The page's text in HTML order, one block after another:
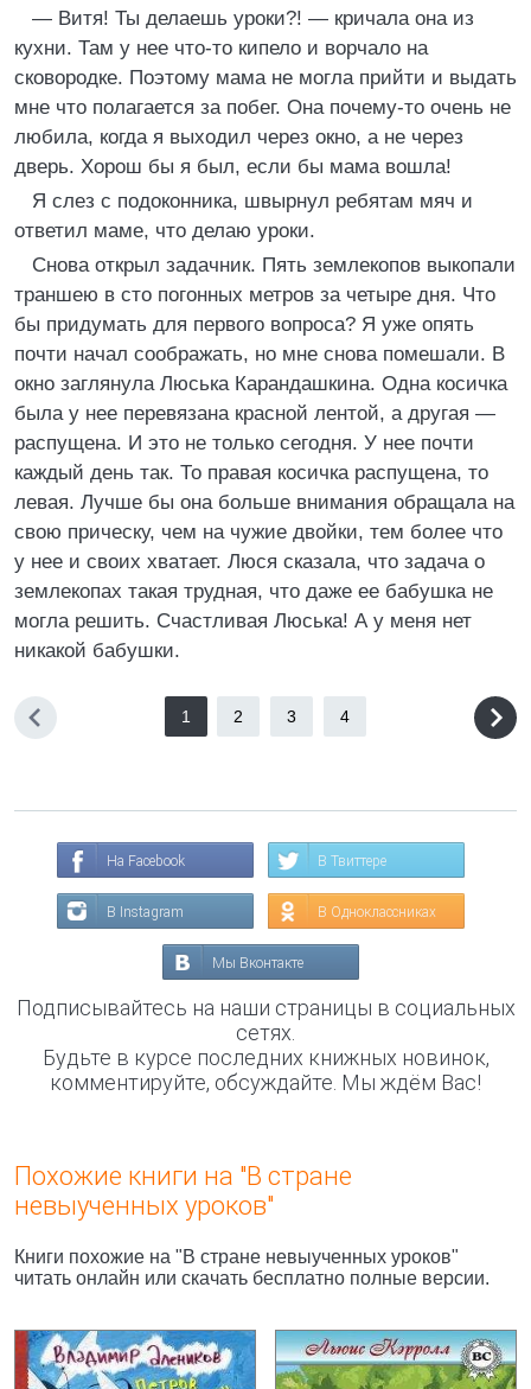
— Витя! Ты делаешь уроки?! — кричала она из
кухни. Там у нее что-то кипело и ворчало на
сковородке. Поэтому мама не могла прийти и выдать
мне что полагается за побег. Она почему-то очень не
любила, когда я выходил через окно, а не через
дверь. Хорош бы я был, если бы мама вошла!
Я слез с подоконника, швырнул ребятам мяч и
ответил маме, что делаю уроки.
Снова открыл задачник. Пять землекопов выкопали
траншею в сто погонных метров за четыре дня. Что
бы придумать для первого вопроса? Я уже опять
почти начал соображать, но мне снова помешали. В
окно заглянула Люська Карандашкина. Одна косичка
была у нее перевязана красной лентой, а другая —
распущена. И это не только сегодня. У нее почти
каждый день так. То правая косичка распущена, то
левая. Лучше бы она больше внимания обращала на
свою прическу, чем на чужие двойки, тем более что
у нее и своих хватает. Люся сказала, что задача о
землекопах такая трудная, что даже ее бабушка не
могла решить. Счастливая Люська! А у меня нет
никакой бабушки.
1 2 3 4
На Facebook В Твиттере
В Instagram В Одноклассниках
Мы Вконтакте
Подписывайтесь на наши страницы в социальных
сетях.
Будьте в курсе последних книжных новинок,
комментируйте, обсуждайте. Мы ждём Вас!
Похожие книги на "В стране
невыученных уроков"
Книги похожие на "В стране невыученных уроков"
читать онлайн или скачать бесплатно полные версии.